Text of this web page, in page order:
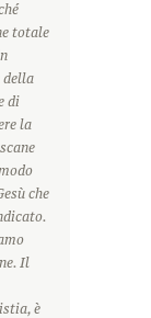
totale
della
di
la
che
Il
è